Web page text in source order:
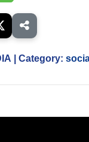
| Category: